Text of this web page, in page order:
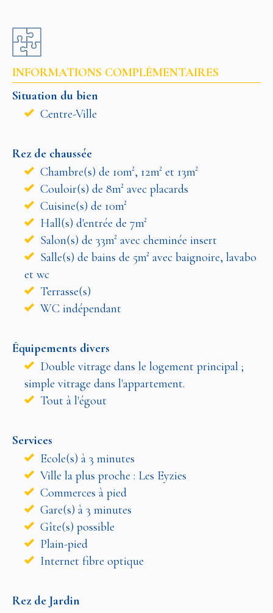
INFORMATIONS COMPLÉMENTAIRES
Situation du bien
Centre-Ville
Rez de chaussée
Chambre(s) de 10m², 12m² et 13m²
Couloir(s) de 8m² avec placards
Cuisine(s) de 10m²
Hall(s) d'entrée de 7m²
Salon(s) de 33m² avec cheminée insert
Salle(s) de bains de 5m² avec baignoire, lavabo
et wc
Terrasse(s)
WC indépendant
Équipements divers
Double vitrage dans le logement principal ;
simple vitrage dans l'appartement.
Tout à l'égout
Services
Ecole(s) à 3 minutes
Ville la plus proche : Les Eyzies
Commerces à pied
Gare(s) à 3 minutes
Gîte(s) possible
Plain-pied
Internet fibre optique
Rez de Jardin